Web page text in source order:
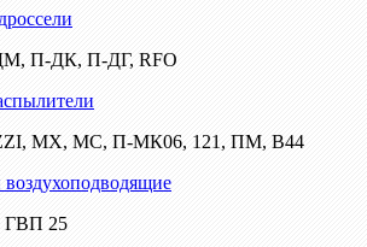
П-ДК, П-ДГ, RFO
МХ, МС, П-МК06, 121, ПМ, В44
воздухоподводящие
ГВП 25